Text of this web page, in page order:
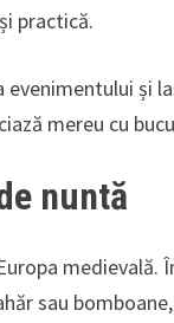
practică.
și
mereu cu
nuntă
medievală.
sau